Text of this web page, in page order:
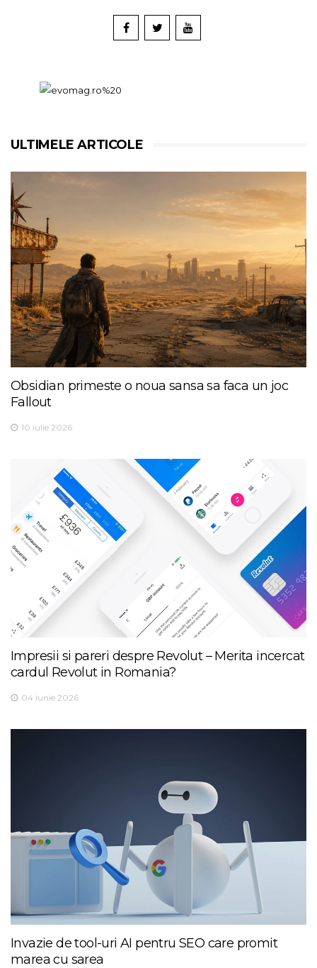
ULTIMELE ARTICOLE
Obsidian primeste o noua sansa sa faca un joc
Fallout
10 iulie 2026
Impresii si pareri despre Revolut – Merita incercat
cardul Revolut in Romania?
04 iunie 2026
Invazie de tool-uri AI pentru SEO care promit
marea cu sarea